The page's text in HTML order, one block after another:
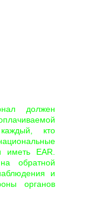
должен
кто
иметь EAR.
обратной
и
органов